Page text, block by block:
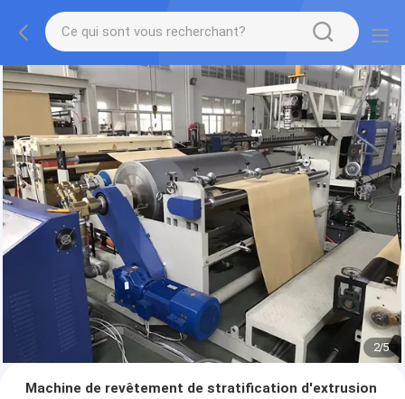
2/5
Machine de revêtement de stratification d'extrusion